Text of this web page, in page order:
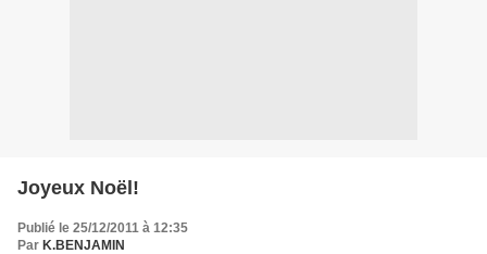
Joyeux Noël!
Publié le 25/12/2011 à 12:35
Par K.BENJAMIN